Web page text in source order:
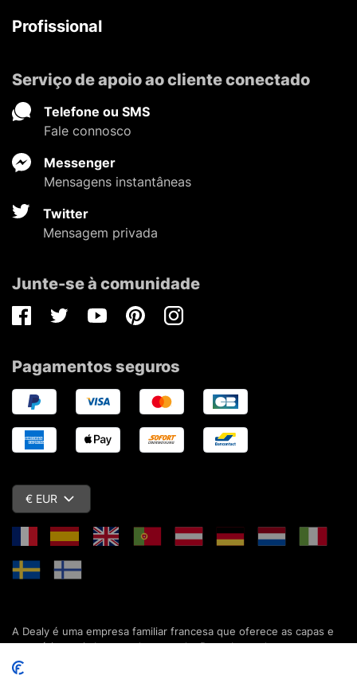
Profissional
Serviço de apoio ao cliente conectado
Telefone ou SMS
Fale connosco
Messenger
Mensagens instantâneas
Twitter
Mensagem privada
Junte-se à comunidade
FacebookTwitterYoutubePinterestInstagram
Pagamentos seguros
€ EUR
A Dealy é uma empresa familiar francesa que oferece as capas e
acessórios mais baratos do mercado. Descubra todas as nossas
colecções de capas, estojos, protecções de ecrã e acessórios